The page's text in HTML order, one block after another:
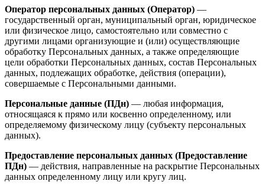
Оператор персональных данных (Оператор) —
государственный орган, муниципальный орган, юридическое
или физическое лицо, самостоятельно или совместно с
другими лицами организующие и (или) осуществляющие
обработку Персональных данных, а также определяющие
цели обработки Персональных данных, состав Персональных
данных, подлежащих обработке, действия (операции),
совершаемые с Персональными данными.
Персональные данные (ПДн) — любая информация,
относящаяся к прямо или косвенно определенному, или
определяемому физическому лицу (субъекту персональных
данных).
Предоставление персональных данных (Предоставление
ПДн) — действия, направленные на раскрытие Персональных
данных определенному лицу или кругу лиц.